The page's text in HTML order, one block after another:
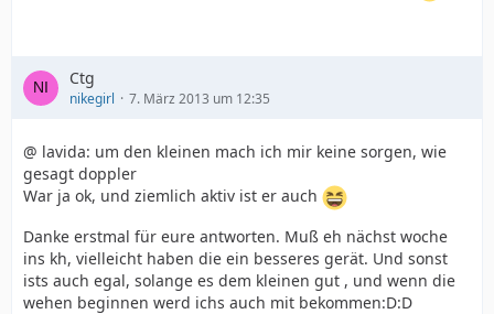
Ctg
nikegirl 7. März 2013 um 12:35
@ lavida: um den kleinen mach ich mir keine sorgen, wie
gesagt doppler
War ja ok, und ziemlich aktiv ist er auch
Danke erstmal für eure antworten. Muß eh nächst woche
ins kh, vielleicht haben die ein besseres gerät. Und sonst
ists auch egal, solange es dem kleinen gut , und wenn die
wehen beginnen werd ichs auch mit bekommen:D:D